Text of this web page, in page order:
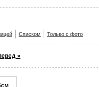
Списком Только с фото
»